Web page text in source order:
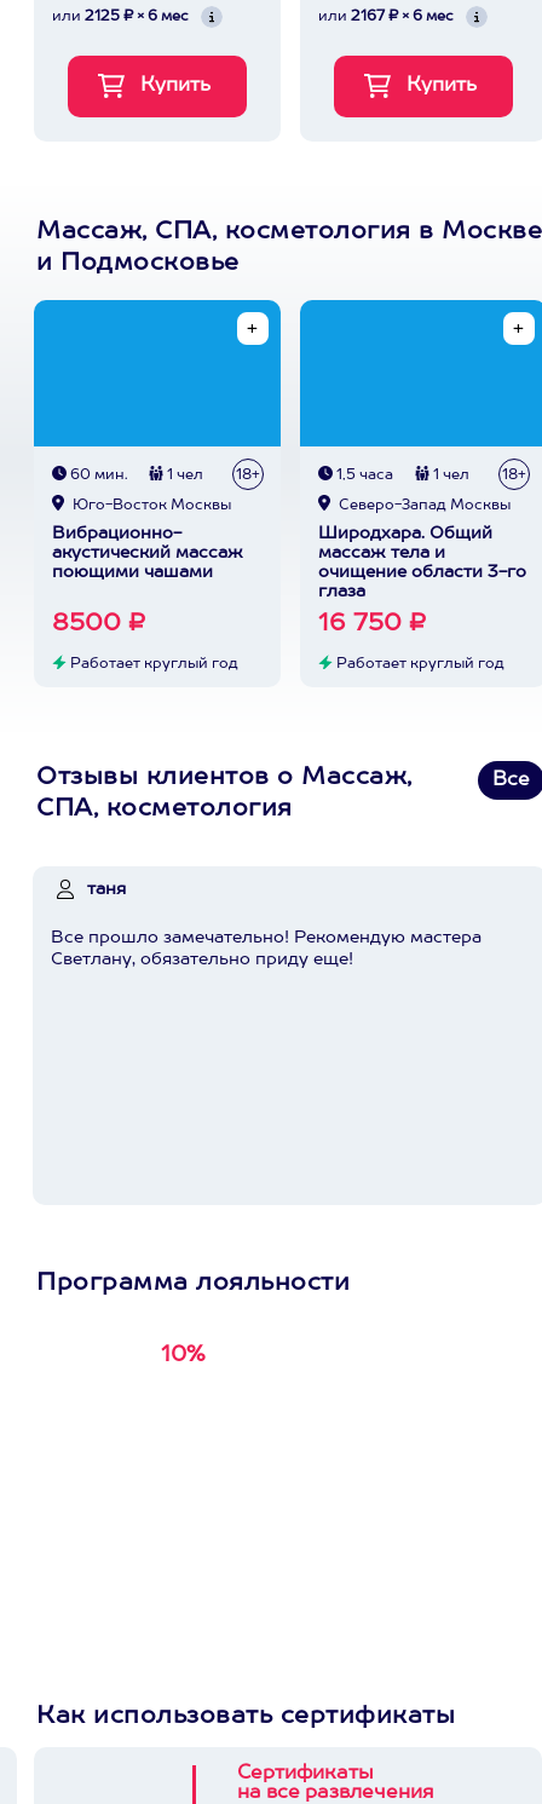
или 2125 ₽ × 6 мес или 2167 ₽ × 6 мес
Массаж, СПА, косметология в Москве
и Подмосковье
60 мин. 1 чел 18+
Юго-Восток Москвы
Вибрационно-
акустический массаж
поющими чашами
8500 ₽
Работает круглый год
1,5 часа 1 чел 18+
Северо-Запад Москвы
Широдхара. Общий
массаж тела и
очищение области 3-го
глаза
16 750 ₽
Работает круглый год
Отзывы клиентов о Массаж,
СПА, косметология
Все
таня
Все прошло замечательно! Рекомендую мастера
Светлану, обязательно приду еще!
Программа лояльности
10%
Как использовать сертификаты
Сертификаты
на все развлечения